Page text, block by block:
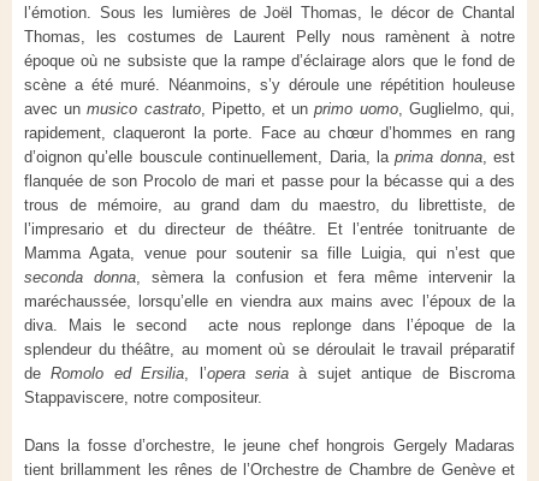
l’émotion. Sous les lumières de Joël Thomas, le décor de Chantal
Thomas, les costumes de Laurent Pelly nous ramènent à notre
époque où ne subsiste que la rampe d’éclairage alors que le fond de
scène a été muré. Néanmoins, s’y déroule une répétition houleuse
avec unmusico castrato, Pipetto, et unprimo uomo, Guglielmo, qui,
rapidement, claqueront la porte. Face au chœur d’hommes en rang
d’oignon qu’elle bouscule continuellement, Daria, laprima donna, est
flanquée de son Procolo de mari et passe pour la bécasse qui a des
trous de mémoire, au grand dam du maestro, du librettiste, de
l’impresario et du directeur de théâtre. Et l’entrée tonitruante de
Mamma Agata, venue pour soutenir sa fille Luigia, qui n’est que
seconda donna, sèmera la confusion et fera même intervenir la
maréchaussée, lorsqu’elle en viendra aux mains avec l’époux de la
diva. Mais le second acte nous replonge dans l’époque de la
splendeur du théâtre, au moment où se déroulait le travail préparatif
deRomolo ed Ersilia , l’opera seriaà sujet antique de Biscroma
Stappaviscere, notre compositeur.
Dans la fosse d’orchestre, le jeune chef hongrois Gergely Madaras
tient brillamment les rênes de l’Orchestre de Chambre de Genève et